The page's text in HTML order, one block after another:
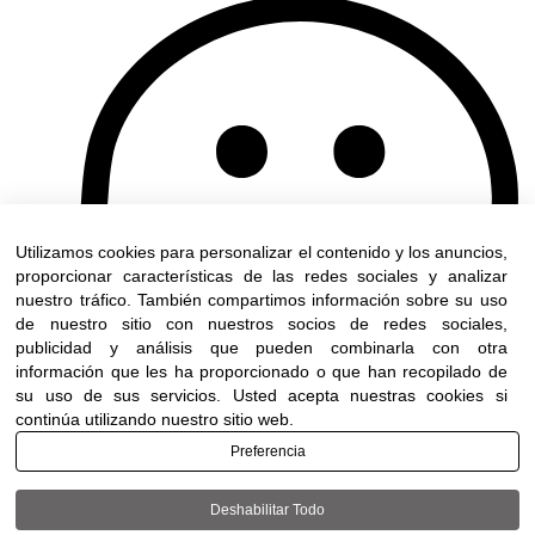
Terms of use Accessibility | All rights reserved to
Utilizamos cookies para personalizar el contenido y los anuncios,
proporcionar características de las redes sociales y analizar
nuestro tráfico. También compartimos información sobre su uso
de nuestro sitio con nuestros socios de redes sociales,
publicidad y análisis que pueden combinarla con otra
información que les ha proporcionado o que han recopilado de
su uso de sus servicios. Usted acepta nuestras cookies si
continúa utilizando nuestro sitio web.
Preferencia
Deshabilitar Todo